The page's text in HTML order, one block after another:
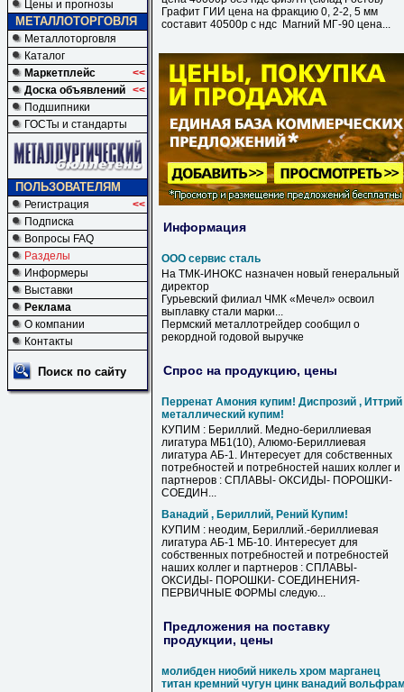
Цены и прогнозы
МЕТАЛЛОТОРГОВЛЯ
Металлоторговля
Каталог
Маркетплейс
<<
Доска объявлений <<
Подшипники
ГОСТы и стандарты
ПОЛЬЗОВАТЕЛЯМ
Регистрация
<<
Подписка
Вопросы FAQ
Разделы
Информеры
Выставки
Реклама
О компании
Контакты
Поиск по сайту
Графит ГИИ цена на фракцию 0, 2-2, 5 мм
составит 40500р с ндс Магний МГ-90 цена...
Информация
ООО сервис сталь
На ТМК-ИНОКС назначен новый генеральный
директор
Гурьевский филиал ЧМК «Мечел» освоил
выплавку стали марки...
Пермский металлотрейдер сообщил о
рекордной годовой выручке
Спрос на продукцию, цены
Перренат Амония купим! Диспрозий , Иттрий
металлический купим!
КУПИМ : Бериллий. Медно-бериллиевая
лигатура МБ1(10), Алюмо-Бериллиевая
лигатура АБ-1. Интересует для собственных
потребностей и потребностей наших коллег и
партнеров : СПЛАВЫ- ОКСИДЫ- ПОРОШКИ-
СОЕДИН...
Ванадий , Бериллий, Рений Купим!
КУПИМ : неодим, Бериллий.-бериллиевая
лигатура АБ-1 МБ-10. Интересует для
собственных потребностей и потребностей
наших коллег и партнеров : СПЛАВЫ-
ОКСИДЫ- ПОРОШКИ- СОЕДИНЕНИЯ-
ПЕРВИЧНЫЕ ФОРМЫ следую...
Предложения на поставку
продукции, цены
молибден ниобий никель хром марганец
титан кремний чугун цинк ванадий